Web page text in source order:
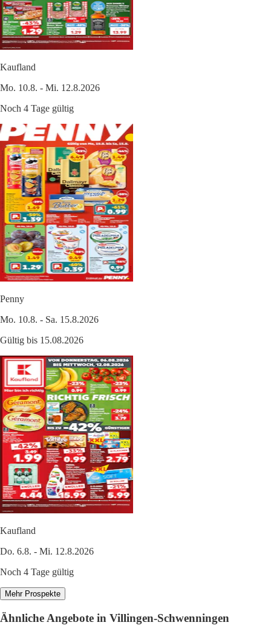
Kaufland
Mo. 10.8. - Mi. 12.8.2026
Noch 4 Tage gültig
Penny
Mo. 10.8. - Sa. 15.8.2026
Gültig bis 15.08.2026
Kaufland
Do. 6.8. - Mi. 12.8.2026
Noch 4 Tage gültig
Mehr Prospekte
Ähnliche Angebote in Villingen-Schwenningen